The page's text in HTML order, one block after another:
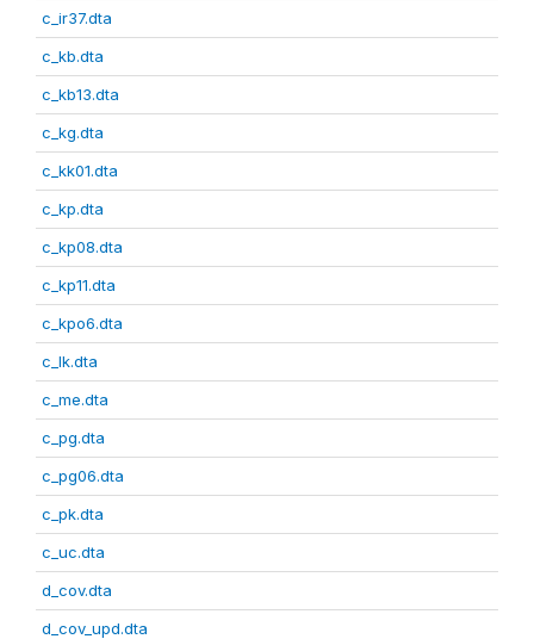
c_ir37.dta
c_kb.dta
c_kb13.dta
c_kg.dta
c_kk01.dta
c_kp.dta
c_kp08.dta
c_kp11.dta
c_kpo6.dta
c_lk.dta
c_me.dta
c_pg.dta
c_pg06.dta
c_pk.dta
c_uc.dta
d_cov.dta
d_cov_upd.dta